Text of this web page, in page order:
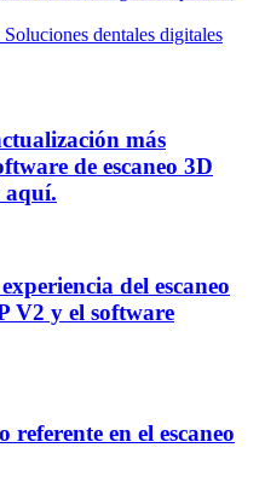
dentales digitales
más
de escaneo 3D
aquí.
del escaneo
V2 y el software
en el escaneo